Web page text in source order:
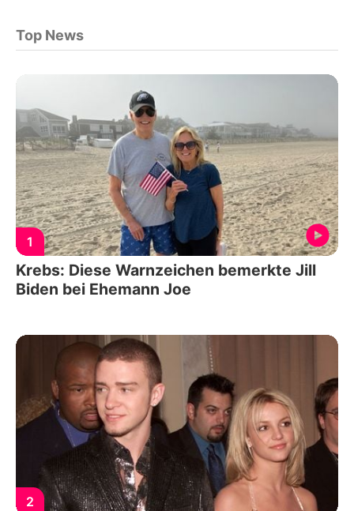
Top News
1
Krebs: Diese Warnzeichen bemerkte Jill
Biden bei Ehemann Joe
2